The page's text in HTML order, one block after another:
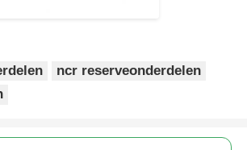
ncr reserveonderdelen